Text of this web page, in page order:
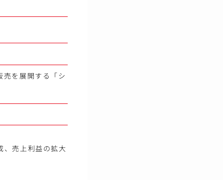
を展開する「シ
、売上利益の拡大